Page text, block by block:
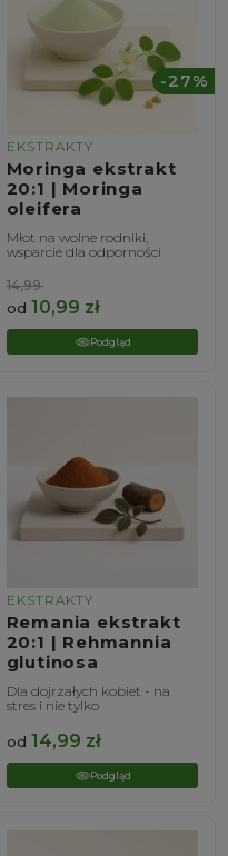
EKSTRAKTY
Moringa ekstrakt
20:1 | Moringa
oleifera
Młot na wolne rodniki,
wsparcie dla odporności
-27%
od 10,99 zł
14,99
Podgląd
EKSTRAKTY
Remania ekstrakt
20:1 | Rehmannia
glutinosa
Dla dojrzałych kobiet - na
stres i nie tylko
od 14,99 zł
Podgląd